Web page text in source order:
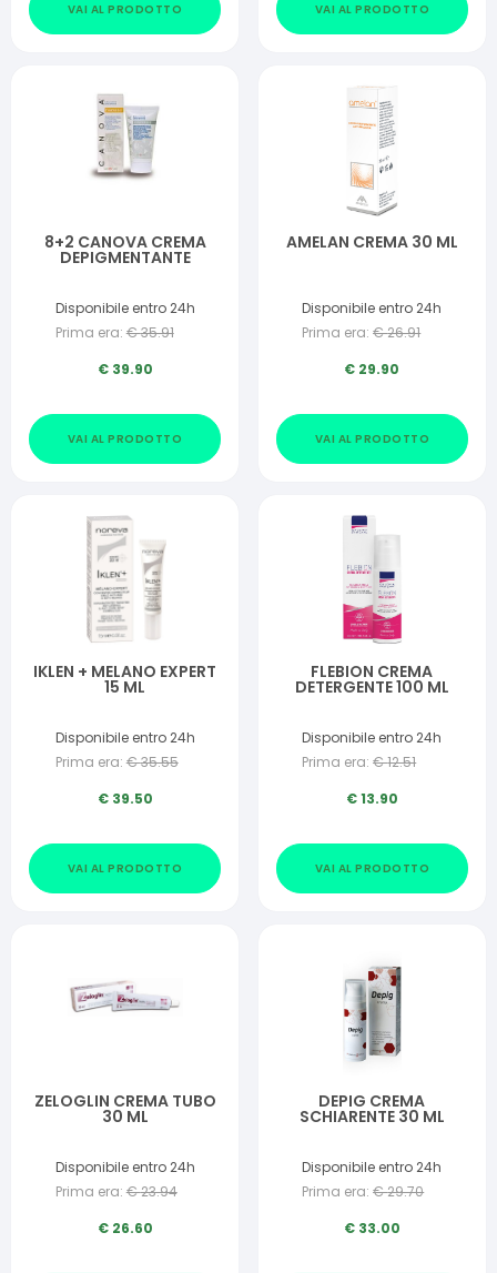
VAI AL PRODOTTO VAI AL PRODOTTO
8+2 CANOVA CREMA
DEPIGMENTANTE
Disponibile entro 24h
Prima era: €35.91
€ 39.90
VAI AL PRODOTTO
AMELAN CREMA 30 ML
Disponibile entro 24h
Prima era: €26.91
€ 29.90
VAI AL PRODOTTO
IKLEN + MELANO EXPERT
15 ML
Disponibile entro 24h
Prima era: €35.55
€ 39.50
VAI AL PRODOTTO
FLEBION CREMA
DETERGENTE 100 ML
Disponibile entro 24h
Prima era: €12.51
€13.90
VAI AL PRODOTTO
ZELOGLIN CREMA TUBO
30 ML
Disponibile entro 24h
Prima era: €23.94
€ 26.60
DEPIG CREMA
SCHIARENTE 30 ML
Disponibile entro 24h
Prima era: €29.70
€ 33.00